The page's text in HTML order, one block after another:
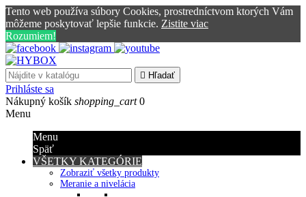
Tento web používa súbory Cookies, prostredníctvom ktorých Vám
môžeme poskytovať lepšie funkcie. Zistite viac
Rozumiem!
 Hľadať
Prihláste sa
Nákupný košík shopping_cart 0
Menu
Menu
Späť
VŠETKY KATEGÓRIE
Zobraziť všetky produkty
Meranie a nivelácia